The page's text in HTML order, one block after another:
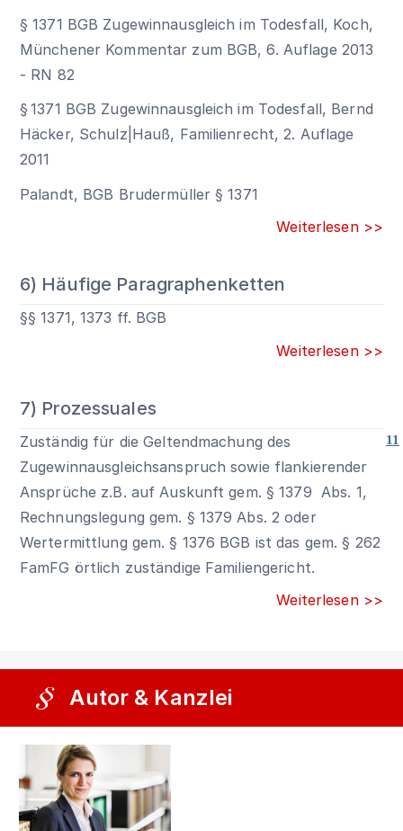
§ 1371 BGB Zugewinnausgleich im Todesfall, Koch,
Münchener Kommentar zum BGB, 6. Auflage 2013
- RN 82
§ 1371 BGB Zugewinnausgleich im Todesfall, Bernd
Häcker, Schulz|Hauß, Familienrecht, 2. Auflage
2011
Palandt, BGB Brudermüller § 1371
Weiterlesen >>
6) Häufige Paragraphenketten
§§ 1371,1373 ff. BGB
Weiterlesen >>
7) Prozessuales
11
Zuständig für die Geltendmachung des
Zugewinnausgleichsanspruch sowie flankierender
Ansprüche z.B. auf Auskunft gem. § 1379 Abs. 1,
Rechnungslegung gem. § 1379 Abs. 2 oder
Wertermittlung gem.§ 1376 BGB ist das gem. § 262
FamFG örtlich zuständige Familiengericht.
Weiterlesen >>
Autor & Kanzlei